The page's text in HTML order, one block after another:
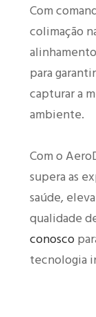
Com
colimação
para
capturar a
ambiente.
Com o
supera as
saúde,
qualidade
conosco
tecnologia